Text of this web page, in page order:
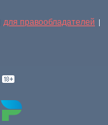
для правообладателей |